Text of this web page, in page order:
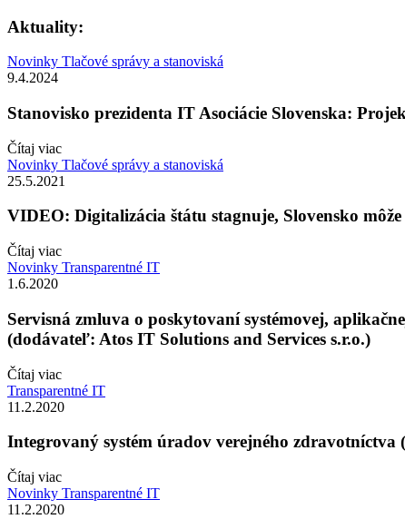
Aktuality:
Novinky Tlačové správy a stanoviská
9.4.2024
Stanovisko prezidenta IT Asociácie Slovenska:
Čítaj viac
Novinky Tlačové správy a stanoviská
25.5.2021
VIDEO: Digitalizácia štátu stagnuje, Slovensko
Čítaj viac
Novinky Transparentné IT
1.6.2020
Servisná zmluva o poskytovaní systémovej,
(dodávateľ: Atos IT Solutions and Services s.r.o.)
Čítaj viac
Transparentné IT
11.2.2020
Integrovaný systém úradov verejného zdravotníctva
Čítaj viac
Novinky Transparentné IT
11.2.2020